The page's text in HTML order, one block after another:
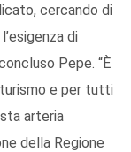
cercando di
di
Pepe. “È
e per tutti
arteria
della Regione